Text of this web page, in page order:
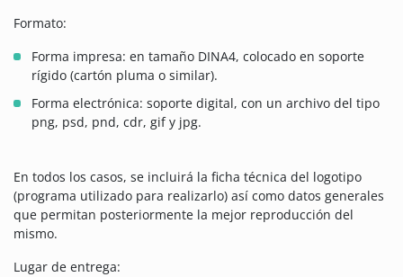
Formato:
Forma impresa: en tamaño DINA4, colocado en soporte
rígido (cartón pluma o similar).
Forma electrónica: soporte digital, con un archivo del tipo
png, psd, pnd, cdr, gif y jpg.
En todos los casos, se incluirá la ficha técnica del logotipo
(programa utilizado para realizarlo) así como datos generales
que permitan posteriormente la mejor reproducción del
mismo.
Lugar de entrega: